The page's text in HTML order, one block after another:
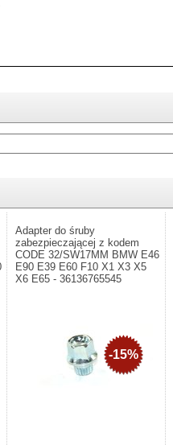
Adapter do śruby
zabezpieczającej z kodem
CODE 32/SW17MM BMW E46
E90 E39 E60 F10 X1 X3 X5
X6 E65 - 36136765545
-15%